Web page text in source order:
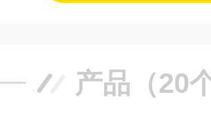
产品（20